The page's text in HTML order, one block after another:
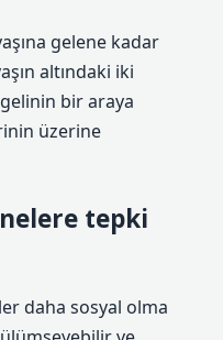
gelene kadar
altındaki iki
bir araya
üzerine
tepki
daha sosyal olma